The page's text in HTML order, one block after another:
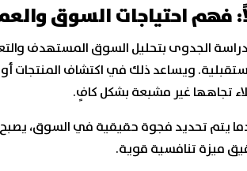
فهم احتياجات السوق
دراسة الجدوى بتحليل السوق المستهدف
ويساعد ذلك في اكتشاف المنتجات أو
تجاهها غير مشبعة بشكل كافٍ.
يتم تحديد فجوة حقيقية في السوق،
ميزة تنافسية قوية.